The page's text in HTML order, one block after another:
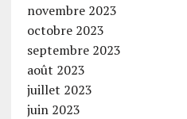
novembre 2023
octobre 2023
septembre 2023
août 2023
juillet 2023
juin 2023